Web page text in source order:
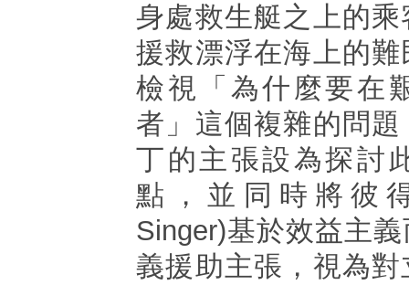
身處救生艇之上的
援救漂浮在海上的
檢視「為什麼要在
者」這個複雜的問
丁的主張設為探討
點，並同時將彼
Singer)基於效益主
義援助主張，視為